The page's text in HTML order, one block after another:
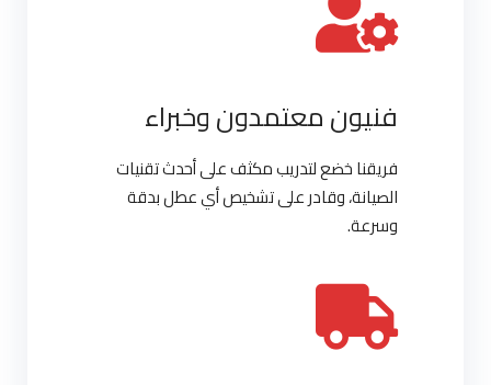
فنيون معتمدون وخبراء
فريقنا خضع لتدريب مكثف على أحدث تقنيات
الصيانة، وقادر على تشخيص أي عطل بدقة
وسرعة.